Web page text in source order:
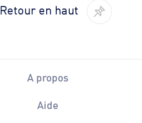
Retour en haut
A propos
Aide